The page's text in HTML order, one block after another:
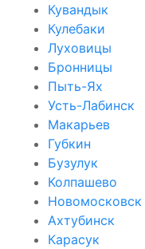
Кувандык
Кулебаки
Луховицы
Бронницы
Пыть-Ях
Усть-Лабинск
Макарьев
Губкин
Бузулук
Колпашево
Новомосковск
Ахтубинск
Карасук